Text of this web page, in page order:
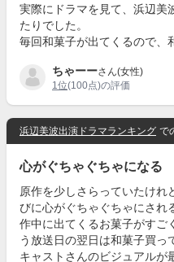
実際にドラマを見て、浜辺美
たりでした。
毎回和菓子が出てくるので、
ちゃーーさん(女性)
1位(100点)の評価
浜辺美波出演ドラマランキング で
心がぐちゃぐちゃになる
原作を少しさらっていたけれ
びに心がぐちゃぐちゃにされ
作中に出てくるお菓子がすご
う放送日の翌日は和菓子買っ
キャストさんのビジュアルが